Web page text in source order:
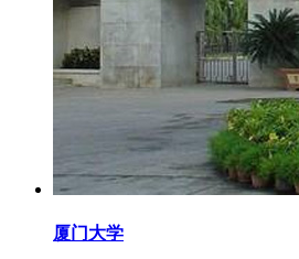
厦门大学